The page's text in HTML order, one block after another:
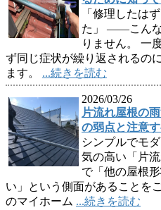
「修理したは
た」 ——こんな
りません。 一
ず同じ症状が繰り返されるの
ます。 ...続きを読む
2026/03/26
片流れ屋根の
の弱点と注意
シンプルでモ
気の高い「片
で「他の屋根
い」という側面があることを
のマイホーム ...続きを読む